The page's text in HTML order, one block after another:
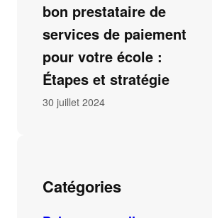
bon prestataire de
services de paiement
pour votre école :
Étapes et stratégie
30 juillet 2024
Catégories